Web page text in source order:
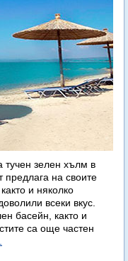
тучен зелен хълм в
предлага на своите
и няколко
всеки вкус.
басейн, както и
са още частен